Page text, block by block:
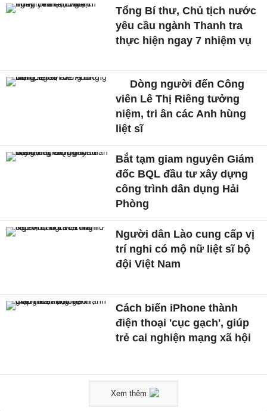
Tổng Bí thư, Chủ tịch nước
yêu cầu ngành Thanh tra
thực hiện ngay 7 nhiệm vụ
Dòng người đến Công
viên Lê Thị Riêng tưởng
niệm, tri ân các Anh hùng
liệt sĩ
Bắt tạm giam nguyên Giám
đốc BQL đầu tư xây dựng
công trình dân dụng Hải
Phòng
Người dân Lào cung cấp vị
trí nghi có mộ nữ liệt sĩ bộ
đội Việt Nam
Cách biến iPhone thành
điện thoại 'cục gạch', giúp
trẻ cai nghiện mạng xã hội
Xem thêm